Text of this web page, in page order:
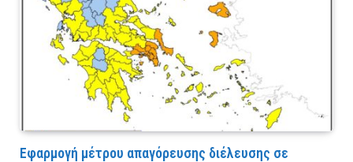
Εφαρμογή μέτρου απαγόρευσης διέλευσης σε